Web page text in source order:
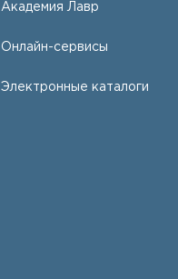
Академия Лавр
Онлайн-сервисы
Электронные каталоги